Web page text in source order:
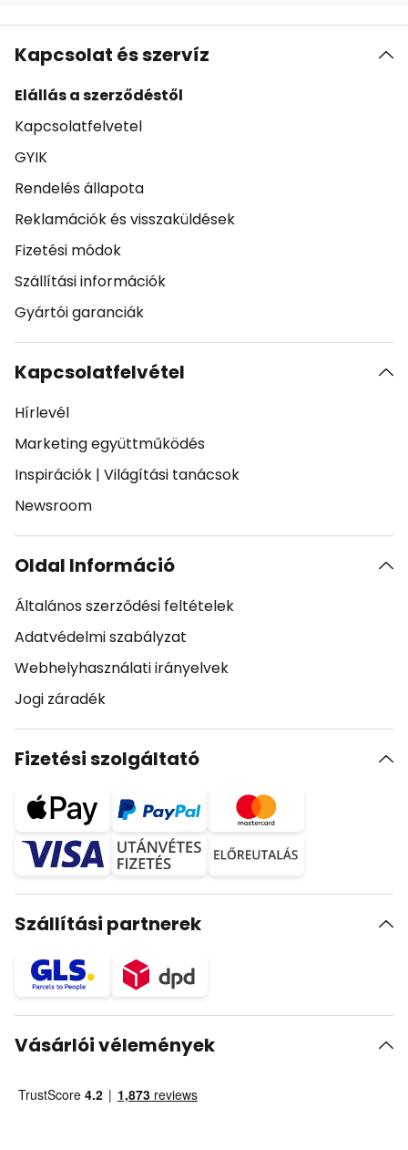
Kapcsolat és szervíz
Elállás a szerződéstől
Kapcsolatfelvetel
GYIK
Rendelés állapota
Reklamációk és visszaküldések
Fizetési módok
Szállítási információk
Gyártói garanciák
Kapcsolatfelvétel
Hírlevél
Marketing együttműködés
Inspirációk | Világítási tanácsok
Newsroom
Oldal Információ
Általános szerződési feltételek
Adatvédelmi szabályzat
Webhelyhasználati irányelvek
Jogi záradék
Fizetési szolgáltató
Szállítási partnerek
Vásárlói vélemények